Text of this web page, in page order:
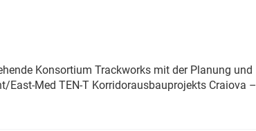
Konsortium Trackworks mit der Planung und
Med TEN-T Korridorausbauprojekts Craiova –